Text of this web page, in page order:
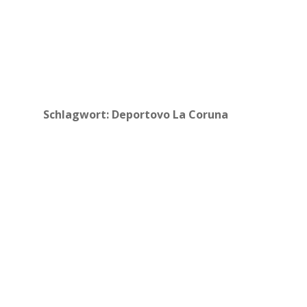
Schlagwort: Deportovo La Coruna